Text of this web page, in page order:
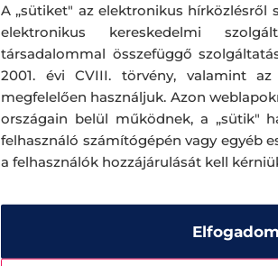
A „sütiket" az elektronikus hírközlésről
elektronikus kereskedelmi
társadalommal összefüggő
2001. évi CVIII. törvény, valamint
megfelelően használjuk. Azon
országain belül működnek, a „sütik"
felhasználó számítógépén vagy egyéb
a felhasználók hozzájárulását kell
Elfogadom